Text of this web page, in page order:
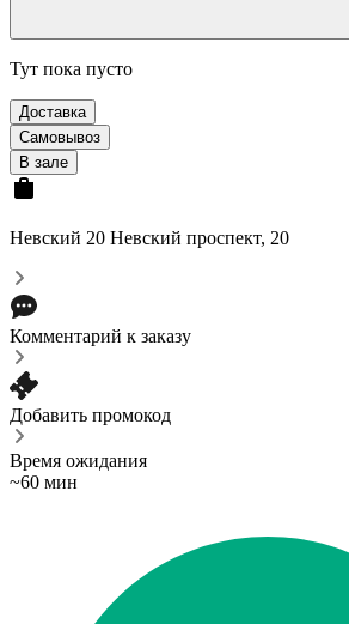
Тут пока пусто
Доставка
Самовывоз
В зале
Невский 20 Невский проспект, 20
Комментарий к заказу
Добавить промокод
Время ожидания
~60 мин